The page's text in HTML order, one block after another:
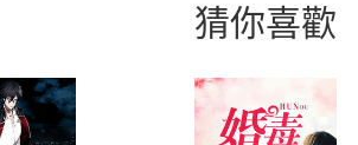
猜你喜歡